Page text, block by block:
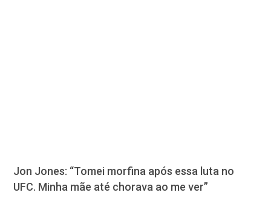
Jon Jones: “Tomei morfina após essa luta no
UFC. Minha mãe até chorava ao me ver”